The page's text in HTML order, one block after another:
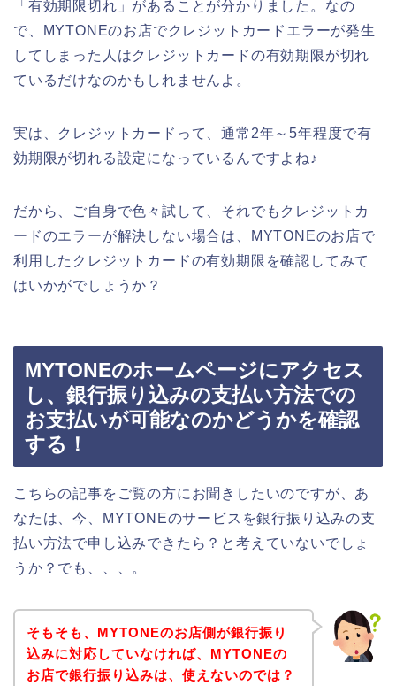
「有効期限切れ」があることが分かりました。なの
で、MYTONEのお店でクレジットカードエラーが発生
してしまった人はクレジットカードの有効期限が切れ
ているだけなのかもしれませんよ。
実は、クレジットカードって、通常2年～5年程度で有
効期限が切れる設定になっているんですよね♪
だから、ご自身で色々試して、それでもクレジットカ
ードのエラーが解決しない場合は、MYTONEのお店で
利用したクレジットカードの有効期限を確認してみて
はいかがでしょうか？
MYTONEのホームページにアクセス
し、銀行振り込みの支払い方法での
お支払いが可能なのかどうかを確認
する！
こちらの記事をご覧の方にお聞きしたいのですが、あ
なたは、今、MYTONEのサービスを銀行振り込みの支
払い方法で申し込みできたら？と考えていないでしょ
うか？でも、、、。
そもそも、MYTONEのお店側が銀行振り
込みに対応していなければ、MYTONEの
お店で銀行振り込みは、使えないのでは？